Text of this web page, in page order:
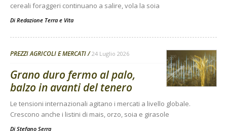
cereali foraggeri continuano a salire, vola la soia
Di Redazione Terra e Vita
PREZZI AGRICOLI E MERCATI 24 Luglio 2026
Grano duro fermo al palo,
balzo in avanti del tenero
Le tensioni internazionali agitano i mercati a livello globale.
Crescono anche i listini di mais, orzo, soia e girasole
Di Stefano Serra